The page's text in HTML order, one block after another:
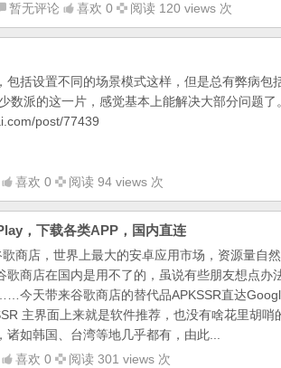
暂无评论 喜欢 0 阅读 120 views 次
包括设置不同的场景模式这样，但是总有弊病包
数派的这一片，感觉基本上能解决大部分问题了
post/77439
喜欢 0 阅读 94 views 次
，下载各类APP，国内直连
商店，世界上最大的安卓应用市场，资源量自
歌商店在国内是用不了的，虽说有些朋友想点办
今天带来谷歌商店的替代品APKSSR直达
主界面上来就是软件推荐，也没有啥花里胡哨
诸如韩国、台湾等地几乎都有，由此...
喜欢 0 阅读 301 views 次